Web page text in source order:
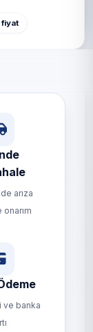
fiyat
arıza
ve banka